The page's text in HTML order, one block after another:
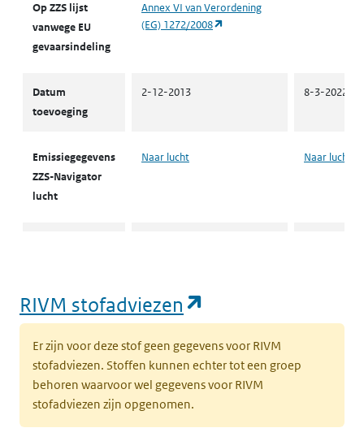
Op ZZS lijst
vanwege EU
gevaarsindeling
Annex VI van Verordening
(EG) 1272/2008
Datum
toevoeging
2-12-2013 8-3-2022
Emissiegegevens
ZZS-Navigator
lucht
Naar lucht Naar lucht
ZZS in afval
Zoeker
Naar ZZS in afval Zoeker Naar ZZS in
RIVM stofadviezen
Er zijn voor deze stof geen gegevens voor RIVM
stofadviezen. Stoffen kunnen echter tot een groep
behoren waarvoor wel gegevens voor RIVM
stofadviezen zijn opgenomen.